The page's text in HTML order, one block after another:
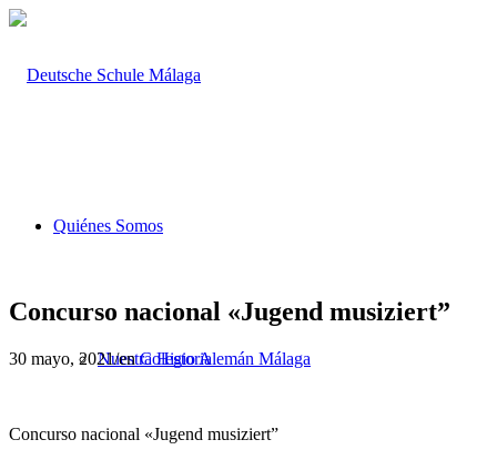
Quiénes Somos
Nuestra Historia
Concurso nacional «Jugend musiziert”
30 mayo, 2021/enColegio Alemán Málaga
Concurso nacional «Jugend musiziert”